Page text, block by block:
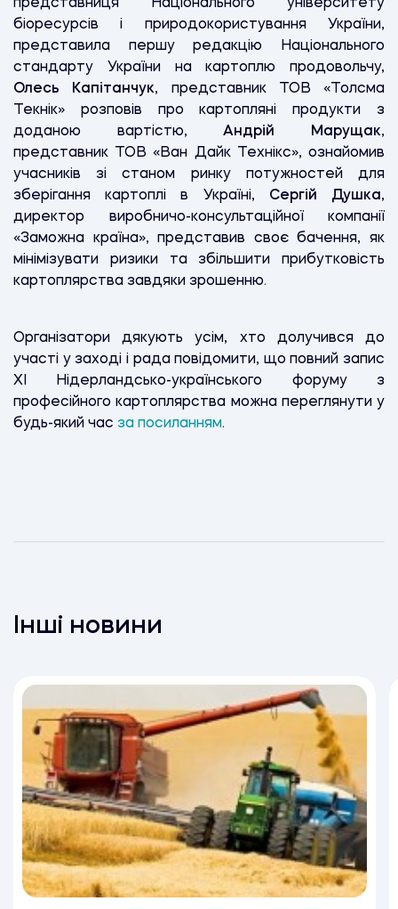
представниця Національного університету
біоресурсів і природокористування України,
представила першу редакцію Національного
стандарту України на картоплю продовольчу,
Олесь Капітанчук, представник ТОВ «Толсма
Текнік» розповів про картопляні продукти з
доданою вартістю,Андрій Марущак,
представник ТОВ «Ван Дайк Технікс», ознайомив
учасників зі станом ринку потужностей для
зберігання картоплі в Україні, Сергій Душка,
директор виробничо-консультаційної компанії
«Заможна країна», представив своє бачення, як
мінімізувати ризики та збільшити прибутковість
картоплярства завдяки зрошенню.
Організатори дякують усім, хто долучився до
участі у заході і рада повідомити, що повний запис
XI Нідерландсько-українського форуму з
професійного картоплярства можна переглянути у
будь-який час за посиланням.
Інші новини